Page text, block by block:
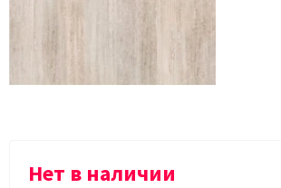
Нет в наличии